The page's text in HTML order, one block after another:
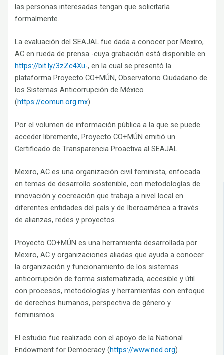
las personas interesadas tengan que solicitarla
formalmente.
La evaluación del SEAJAL fue dada a conocer por Mexiro,
AC en rueda de prensa -cuya grabación está disponible en
https://bit.ly/3zZc4Xu-, en la cual se presentó la
plataforma Proyecto CO+MÚN, Observatorio Ciudadano de
los Sistemas Anticorrupción de México
(https://comun.org.mx).
Por el volumen de información pública a la que se puede
acceder libremente, Proyecto CO+MÚN emitió un
Certificado de Transparencia Proactiva al SEAJAL.
Mexiro, AC es una organización civil feminista, enfocada
en temas de desarrollo sostenible, con metodologías de
innovación y cocreación que trabaja a nivel local en
diferentes entidades del país y de Iberoamérica a través
de alianzas, redes y proyectos.
Proyecto CO+MÚN es una herramienta desarrollada por
Mexiro, AC y organizaciones aliadas que ayuda a conocer
la organización y funcionamiento de los sistemas
anticorrupción de forma sistematizada, accesible y útil
con procesos, metodologías y herramientas con enfoque
de derechos humanos, perspectiva de género y
feminismos.
El estudio fue realizado con el apoyo de la National
Endowment for Democracy (https://www.ned.org).